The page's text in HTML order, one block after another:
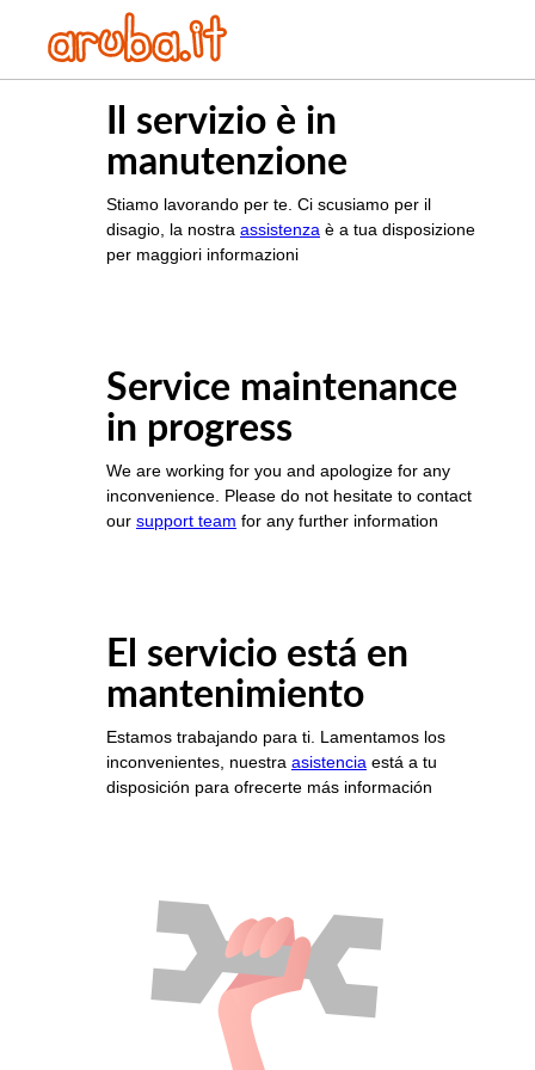
Il servizio è in
manutenzione
Stiamo lavorando per te. Ci scusiamo per il
disagio, la nostra assistenza è a tua disposizione
per maggiori informazioni
Service maintenance
in progress
We are working for you and apologize for any
inconvenience. Please do not hesitate to contact
our support team for any further information
El servicio está en
mantenimiento
Estamos trabajando para ti. Lamentamos los
inconvenientes, nuestra asistencia está a tu
disposición para ofrecerte más información